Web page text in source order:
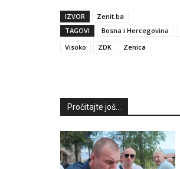
IZVOR
Zenit.ba
TAGOVI
Bosna i Hercegovina
Visoko
ZDK Zenica
Pročitajte još...